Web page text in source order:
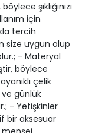
şıklığınızı
için
tercih
size uygun olup
- Materyal
böylece
çelik
günlük
- Yetişkinler
bir aksesuar